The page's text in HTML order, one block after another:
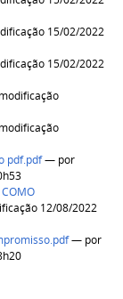
15/02/2022
15/02/2022
pdf.pdf— por
COMO
12/08/2022
— por